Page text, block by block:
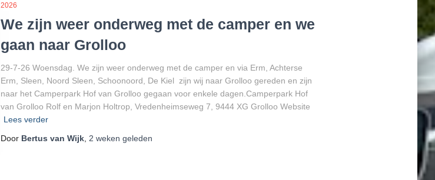
2026
We zijn weer onderweg met de camper en we
gaan naar Grolloo
29-7-26 Woensdag. We zijn weer onderweg met de camper en via Erm, Achterse
Erm, Sleen, Noord Sleen, Schoonoord, De Kiel zijn wij naar Grolloo gereden en zijn
naar het Camperpark Hof van Grolloo gegaan voor enkele dagen.Camperpark Hof
van Grolloo Rolf en Marjon Holtrop, Vredenheimseweg 7, 9444 XG Grolloo Website
Lees verder
Door Bertus van Wijk, 2 weken geleden